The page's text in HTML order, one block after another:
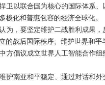
卫以联合国为核心的国际体系
极化和普惠包容的经济全球化。
为，要坚定维护二战胜利成果
的战后国际秩序、维护世界和平
方倡议成立世界人工智能合作
护南亚和平稳定、通过对话和